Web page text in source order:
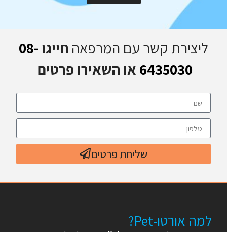
ליצירת קשר עם המרפאה חייגו 08-
6435030 או השאירו פרטים
שליחת פרטים
למה אורטו-Pet?